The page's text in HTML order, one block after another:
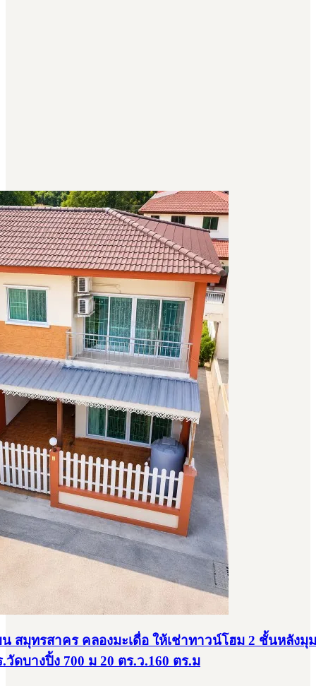
สมุทรสาคร คลองมะเดื่อ ให้เช่าทาวน์โฮม 2 ชั้นหลังมุ
วัดบางปิ้ง 700 ม 20 ตร.ว.160 ตร.ม